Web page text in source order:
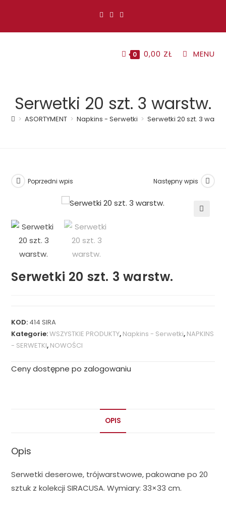
0 0,00 ZŁ MENU
Serwetki 20 szt. 3 warstw.
> ASORTYMENT > Napkins - Serwetki > Serwetki 20 szt. 3
Poprzedni wpis Następny wpis
Serwetki 20 szt. 3 warstw.
KOD: 414 SIRA
Kategorie:WSZYSTKIE PRODUKTY, Napkins - Serwetki, NAPKINS
- SERWETKI, NOWOŚCI
Ceny dostępne po zalogowaniu
OPIS
Opis
Serwetki deserowe, trójwarstwowe, pakowane po 20
sztuk z kolekcji SIRACUSA. Wymiary: 33×33 cm.